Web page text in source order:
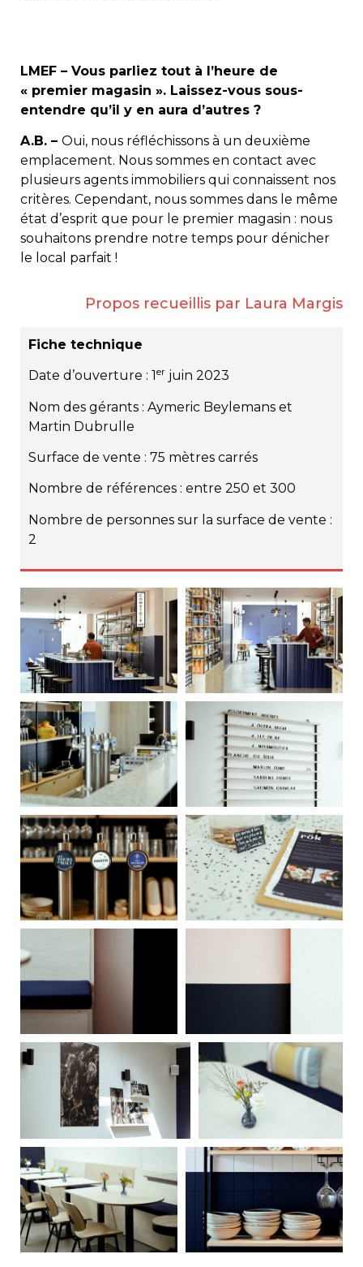
LMEF – Vous parliez tout à l’heure de
« premier magasin ». Laissez-vous sous-
entendre qu’il y en aura d’autres ?
A.B. – Oui, nous réfléchissons à un deuxième
emplacement. Nous sommes en contact avec
plusieurs agents immobiliers qui connaissent nos
critères. Cependant, nous sommes dans le même
état d’esprit que pour le premier magasin : nous
souhaitons prendre notre temps pour dénicher
le local parfait !
Propos recueillis par Laura Margis
Fiche technique
Date d’ouverture : 1 er juin 2023
Nom des gérants : Aymeric Beylemans et
Martin Dubrulle
Surface de vente : 75 mètres carrés
Nombre de références : entre 250 et 300
Nombre de personnes sur la surface de vente :
2